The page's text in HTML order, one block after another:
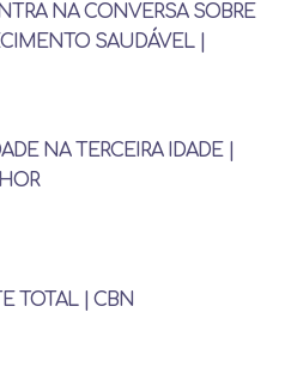
NA CONVERSA SOBRE
SAUDÁVEL |
NA TERCEIRA IDADE |
TOTAL | CBN